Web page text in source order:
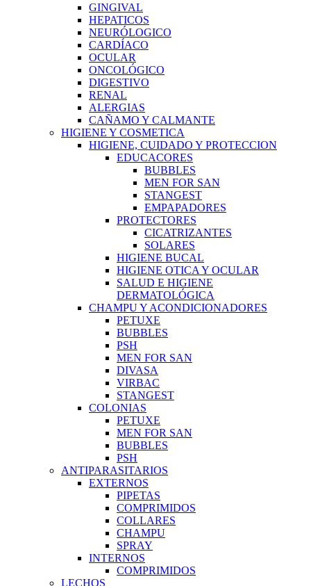
GINGIVAL
HEPATICOS
NEURÓLOGICO
CARDÍACO
OCULAR
ONCOLÓGICO
DIGESTIVO
RENAL
ALERGIAS
CAÑAMO Y CALMANTE
HIGIENE Y COSMETICA
HIGIENE, CUIDADO Y PROTECCION
EDUCACORES
BUBBLES
MEN FOR SAN
STANGEST
EMPAPADORES
PROTECTORES
CICATRIZANTES
SOLARES
HIGIENE BUCAL
HIGIENE OTICA Y OCULAR
SALUD E HIGIENE
DERMATOLÓGICA
CHAMPU Y ACONDICIONADORES
PETUXE
BUBBLES
PSH
MEN FOR SAN
DIVASA
VIRBAC
STANGEST
COLONIAS
PETUXE
MEN FOR SAN
BUBBLES
PSH
ANTIPARASITARIOS
EXTERNOS
PIPETAS
COMPRIMIDOS
COLLARES
CHAMPU
SPRAY
INTERNOS
COMPRIMIDOS
LECHOS